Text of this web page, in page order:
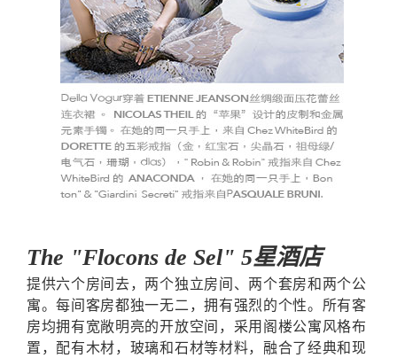
The "Flocons de Sel" 5星酒店
提供六个房间去，两个独立房间、两个套房和两个公
寓。每间客房都独一无二，拥有强烈的个性。所有客
房均拥有宽敞明亮的开放空间，采用阁楼公寓风格布
置，配有木材，玻璃和石材等材料，融合了经典和现